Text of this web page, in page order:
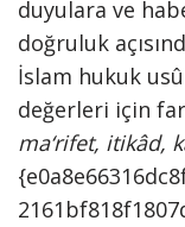
duyulara ve
doğruluk
İslam hukuk
değerleri için
ma‘rifet, itikâd,